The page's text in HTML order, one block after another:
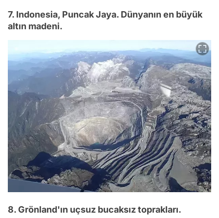
7. Indonesia, Puncak Jaya. Dünyanın en büyük
altın madeni.
8. Grönland'ın uçsuz bucaksız toprakları.